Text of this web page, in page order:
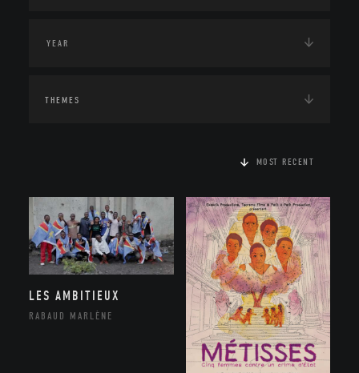
THEMES
MOST RECENT
LES AMBITIEUX
RABAUD MARLÈNE